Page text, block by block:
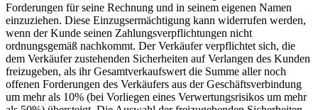
Forderungen für seine Rechnung und in seinem eigenen Namen
einzuziehen. Diese Einzugsermächtigung kann widerrufen werden,
wenn der Kunde seinen Zahlungsverpflichtungen nicht
ordnungsgemäß nachkommt. Der Verkäufer verpflichtet sich, die
dem Verkäufer zustehenden Sicherheiten auf Verlangen des Kunden
freizugeben, als ihr Gesamtverkaufswert die Summe aller noch
offenen Forderungen des Verkäufers aus der Geschäftsverbindung
um mehr als 10% (bei Vorliegen eines Verwertungsrisikos um mehr